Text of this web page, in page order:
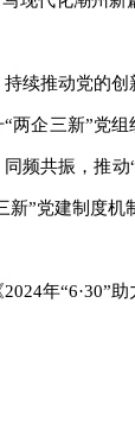
续推动党的
企三新”党组
频共振，推
”党建制度机
年“6·30”